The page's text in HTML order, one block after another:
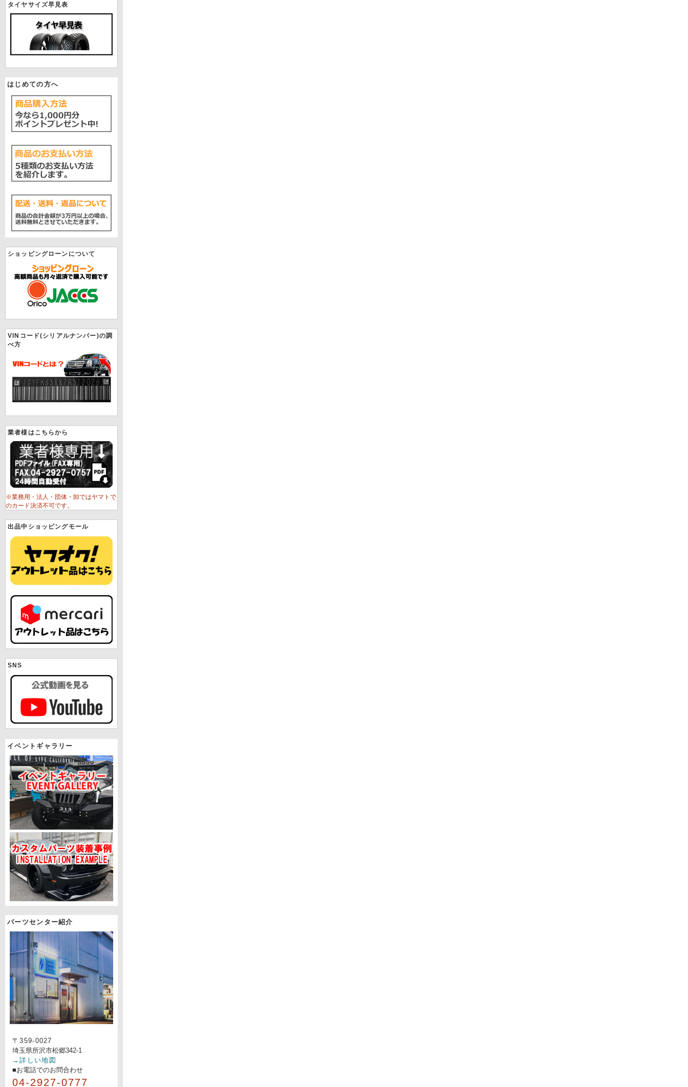
タイヤサイズ早見表
はじめての方へ
ショッピングローンについて
VINコード(シリアルナンバー)の調
べ方
業者様はこちらから
※業務用・法人・団体・卸ではヤマトで
のカード決済不可です。
出品中ショッピングモール
SNS
イベントギャラリー
パーツセンター紹介
〒359-0027
埼玉県所沢市松郷342-1
→詳しい地図
■お電話でのお問合わせ
04-2927-0777